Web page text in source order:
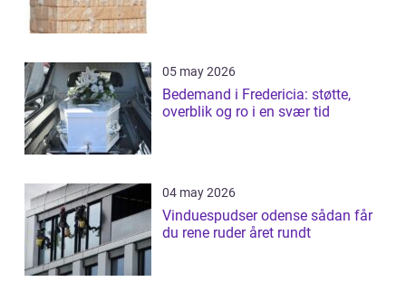
05 may 2026
Bedemand i Fredericia: støtte,
overblik og ro i en svær tid
04 may 2026
Vinduespudser odense sådan får
du rene ruder året rundt